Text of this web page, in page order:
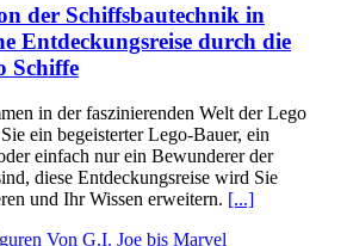
der Schiffsbautechnik in
Entdeckungsreise durch die
Schiffe
in der faszinierenden Welt der Lego
ein begeisterter Lego-Bauer, ein
einfach nur ein Bewunderer der
diese Entdeckungsreise wird Sie
und Ihr Wissen erweitern. [...]